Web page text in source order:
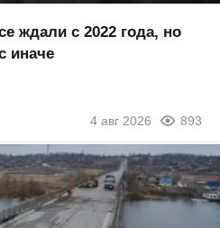
ждали с 2022 года, но
иначе
4 авг 2026 893